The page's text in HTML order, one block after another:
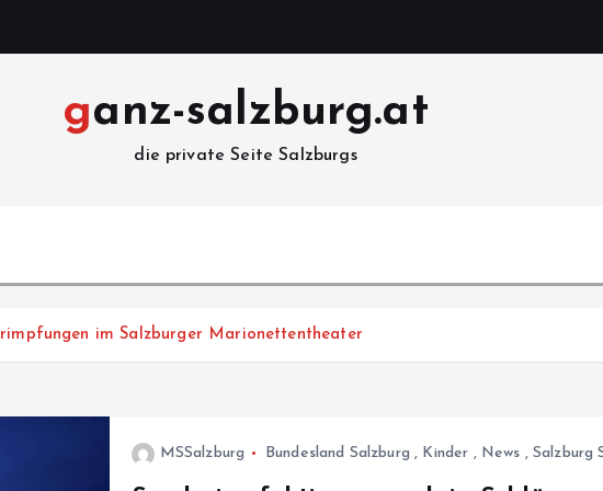
ganz-salzburg.at
die private Seite Salzburgs
im Salzburger Marionettentheater
MSSalzburg Bundesland Salzburg , Kinder , News , Salzburg